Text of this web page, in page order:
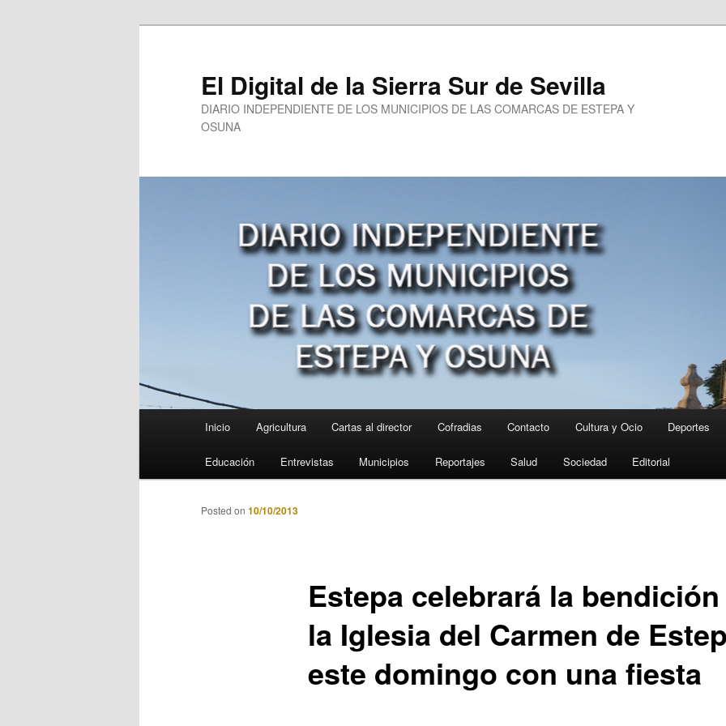
El Digital de la Sierra Sur de Sevilla
DIARIO INDEPENDIENTE DE LOS MUNICIPIOS DE LAS COMARCAS DE ESTEPA Y
OSUNA
Inicio Agricultura Cartas al director Cofradias Contacto Cultura y Ocio Deportes
Educación Entrevistas Municipios Reportajes Salud Sociedad Editorial
Estepa celebrará la
la Iglesia del Carmen de
este domingo con una fiesta
Posted on 10/10/2013